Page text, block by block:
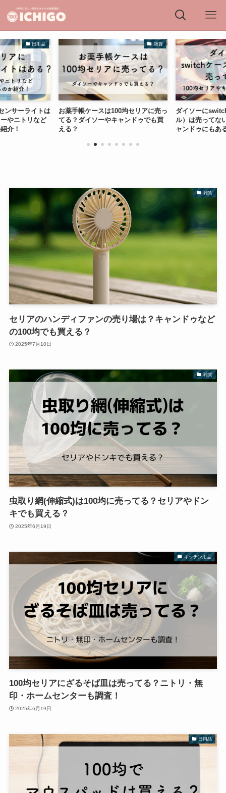
日用品
ンサーライトは
やニトリなど
介！
雑貨
お薬手帳ケースは100均セリアに売っ
てる？ダイソーやキャンドゥでも買
える？
ダイソーに
ル）は売ってな
ャンドゥにもあ
雑貨
セリアのハンディファンの売り場は？キャンドゥなど
の100均でも買える？
2025年7月10日
雑貨
虫取り網(伸縮式)は100均に売ってる？セリアやドン
キでも買える？
2025年6月19日
キッチン用品
100均セリアにざるそば皿は売ってる？ニトリ・無
印・ホームセンターも調査！
2025年6月19日
日用品